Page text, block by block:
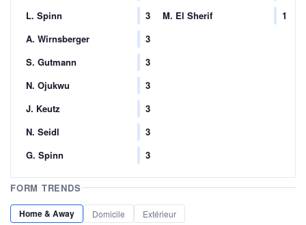
L. Spinn
3
A. Wirnsberger
3
S. Gutmann
3
N. Ojukwu
3
J. Keutz
3
N. Seidl
3
G. Spinn
3
M. El Sherif
1
FORM TRENDS
Home & Away Domicile Extérieur